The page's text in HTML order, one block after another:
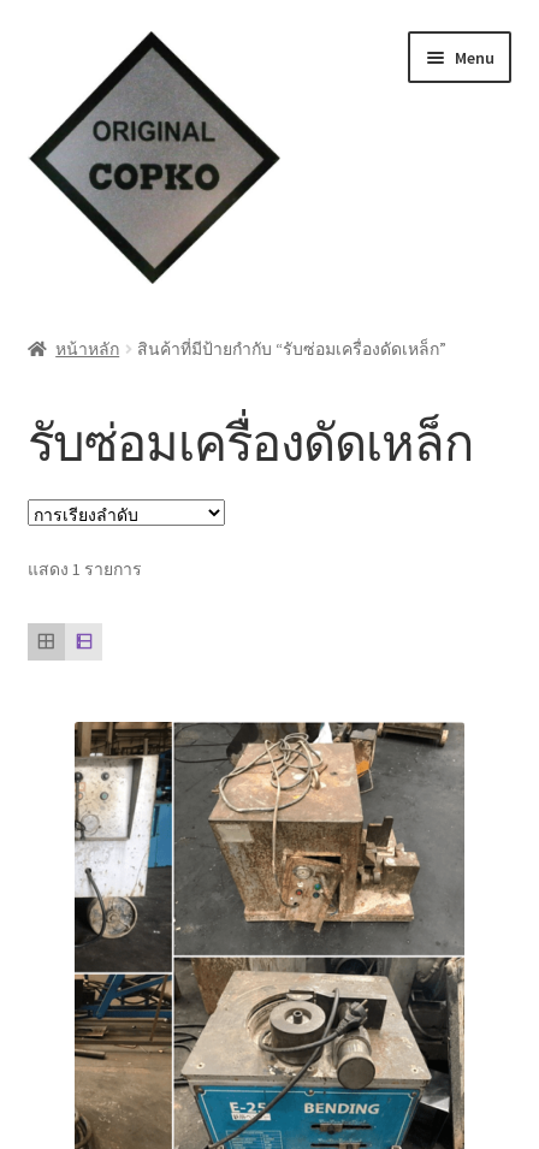
navigation
content
Menu
My account
ชำระเงิน
ตะกร้าสินค้า
ติดต่อเรา
บทความ
บริการ
ประวัติบริษัท
ลูกค้าของเรา
สินค้า COPKO
หน้าแรก COPKO
หน้าหลัก สินค้าที่มีป้ายกำกับ “รับซ่อมเครื่องดัดเหล็ก”
รับซ่อมเครื่องดัดเหล็ก
แสดง 1 รายการ